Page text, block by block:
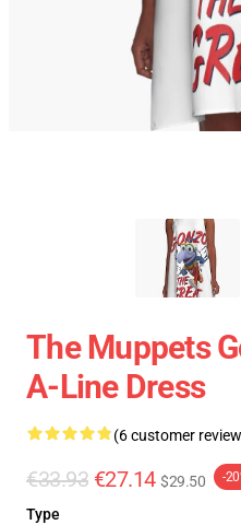
The Muppets
A-Line Dress
(6 customer
€33.93 €27.14 $29.50 -
Type